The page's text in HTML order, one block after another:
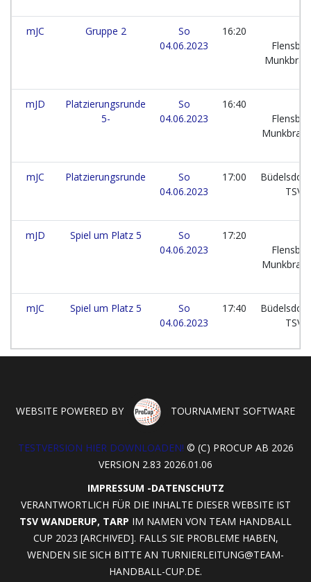
mJC Gruppe 2
So
04.06.2023
16:20
mJD
Platzierungsrunde
5-
So
04.06.2023
16:40
mJC Platzierungsrunde
So
04.06.2023
17:00
TSV
mJD Spiel um Platz 5
So
04.06.2023
17:20
mJC Spiel um Platz 5
So
04.06.2023
17:40
TSV
WEBSITE POWERED BY TOURNAMENT SOFTWARE
TESTVERSION HIER DOWNLOADEN! © (C) PROCUP AB 2026
VERSION 2.83 2026.01.06
IMPRESSUM -DATENSCHUTZ
VERANTWORTLICH FÜR DIE INHALTE DIESER WEBSITE IST
TSV WANDERUP, TARP IM NAMEN VON TEAM HANDBALL
CUP 2023 [ARCHIVED]. FALLS SIE PROBLEME HABEN,
WENDEN SIE SICH BITTE AN TURNIERLEITUNG@TEAM-
HANDBALL-CUP.DE.